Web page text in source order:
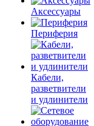
Аксессуары
Периферия
Кабели,
разветвители
и удлинители